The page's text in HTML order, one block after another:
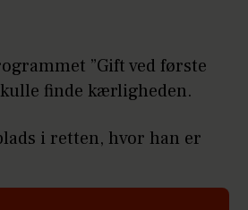
”Gift ved første
finde kærligheden.
i retten, hvor han er